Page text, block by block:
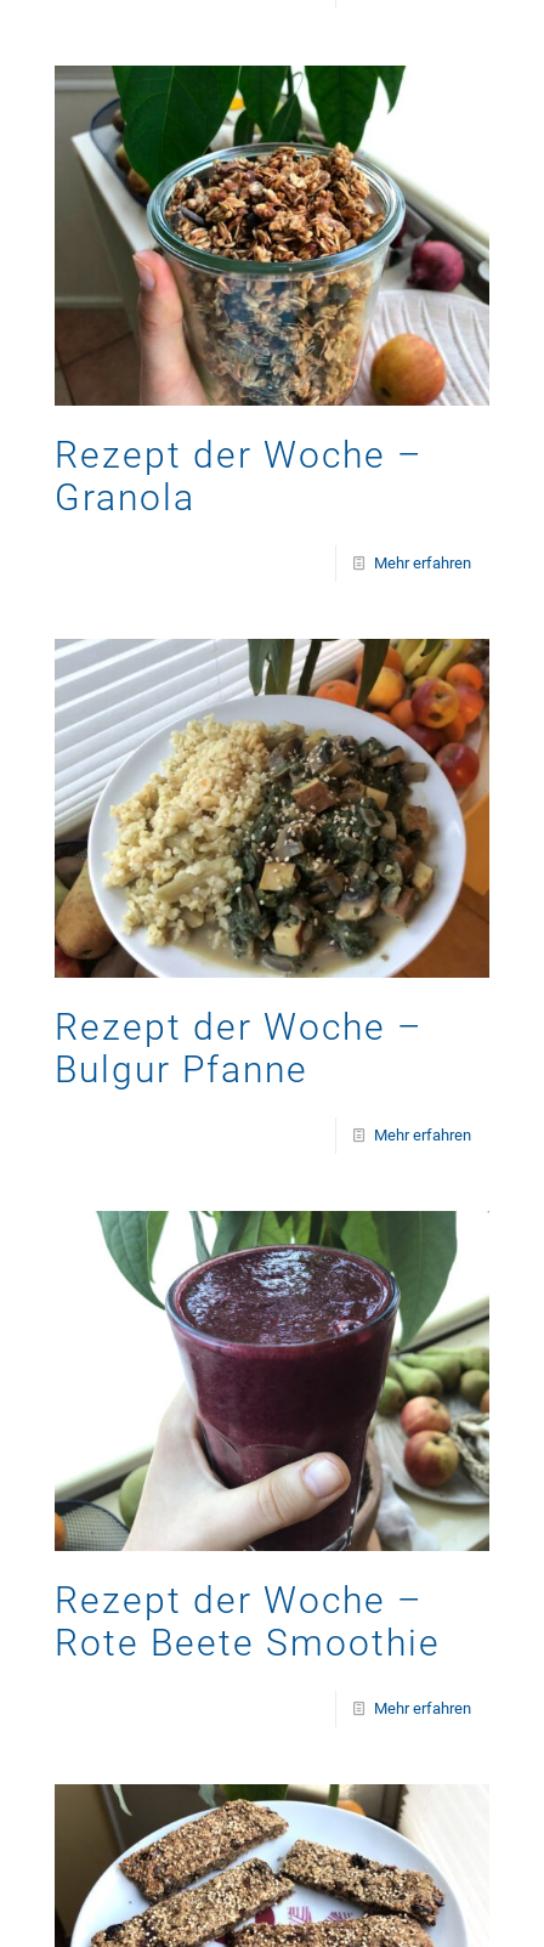
Rezept der Woche –
Granola
Mehr erfahren
Rezept der Woche –
Bulgur Pfanne
Mehr erfahren
Rezept der Woche –
Rote Beete Smoothie
Mehr erfahren